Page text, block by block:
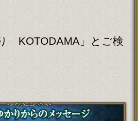
意識、潜在意
なのです。貴方
前進しましょ
れるはず、なぜ
ものだから。